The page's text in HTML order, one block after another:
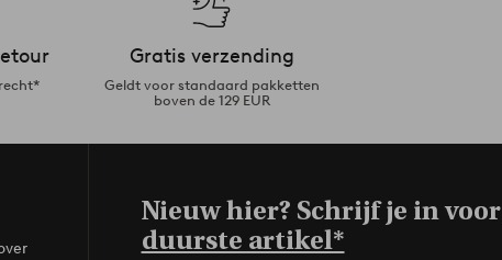
Gratis verzending
Geldt voor standaard pakketten
boven de 129 EUR
Nieuw hier? Schrijf je in voor
duurste artikel*